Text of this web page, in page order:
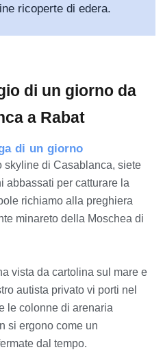
ricoperte di edera.
di un giorno da
a Rabat
di un giorno
skyline di Casablanca, siete
abbassati per catturare la
richiamo alla preghiera
minareto della Moschea di
vista da cartolina sul mare e
autista privato vi porti nel
le colonne di arenaria
si ergono come un
dal tempo.